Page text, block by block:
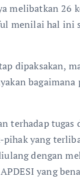
melibatkan 26
menilai hal
dipaksakan,
terhadap tugas
yang
dengan
yang